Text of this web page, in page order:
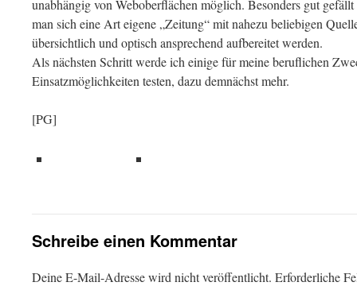
unabhängig von Weboberflächen möglich. Besonders gut
man sich eine Art eigene „Zeitung“ mit nahezu beliebigen
übersichtlich und optisch ansprechend aufbereitet werden.
Als nächsten Schritt werde ich einige für meine beruflichen
Einsatzmöglichkeiten testen, dazu demnächst mehr.
[PG]
Schreibe einen Kommentar
Deine E-Mail-Adresse wird nicht veröffentlicht. Erforderliche